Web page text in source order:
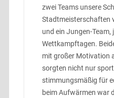
zwei Teams unsere
Stadtmeisterschaften
und ein Jungen-Team,
Wettkampftagen.
mit großer Motivation
sorgten nicht nur
stimmungsmäßig für
beim Aufwärmen war